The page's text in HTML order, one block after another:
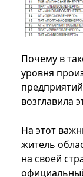
Почему в
уровня
возглавила
На этот
житель
на своей